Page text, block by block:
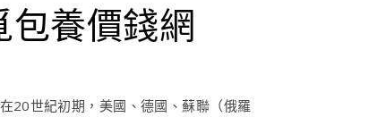
養價錢網
20世紀初期，美國、德國、蘇聯（俄羅